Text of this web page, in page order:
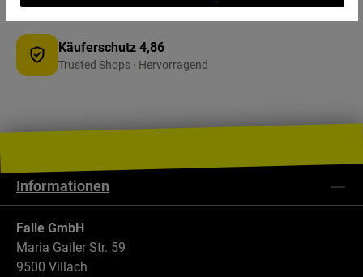
Käuferschutz 4,86
Trusted Shops · Hervorragend
Falle GmbH
Maria Gailer Str. 59
9500 Villach
Informationen